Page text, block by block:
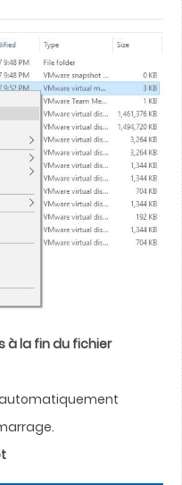
à la fin du fichier
automatiquement